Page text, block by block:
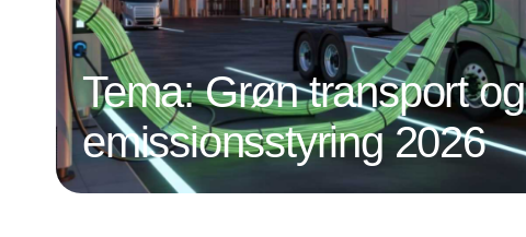
Tema: Grøn transport og
emissionsstyring 2026